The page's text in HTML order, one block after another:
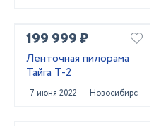
199 999 ₽
Ленточная пилорама
Тайга Т-2
7 июня 2022 Новосибирск